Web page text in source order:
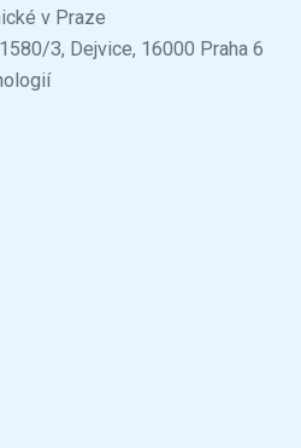
v Praze
3, Dejvice, 16000 Praha 6